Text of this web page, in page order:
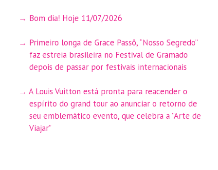
Bom dia! Hoje 11/07/2026
Primeiro longa de Grace Passô, “Nosso Segredo”
faz estreia brasileira no Festival de Gramado
depois de passar por festivais internacionais
A Louis Vuitton está pronta para reacender o
espírito do grand tour ao anunciar o retorno de
seu emblemático evento, que celebra a ”Arte de
Viajar”